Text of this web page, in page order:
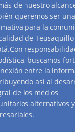
de nuestro
queremos ser
para la
de Teusaquillo
buscamos
entre la
así al
de los medios
alternativos y